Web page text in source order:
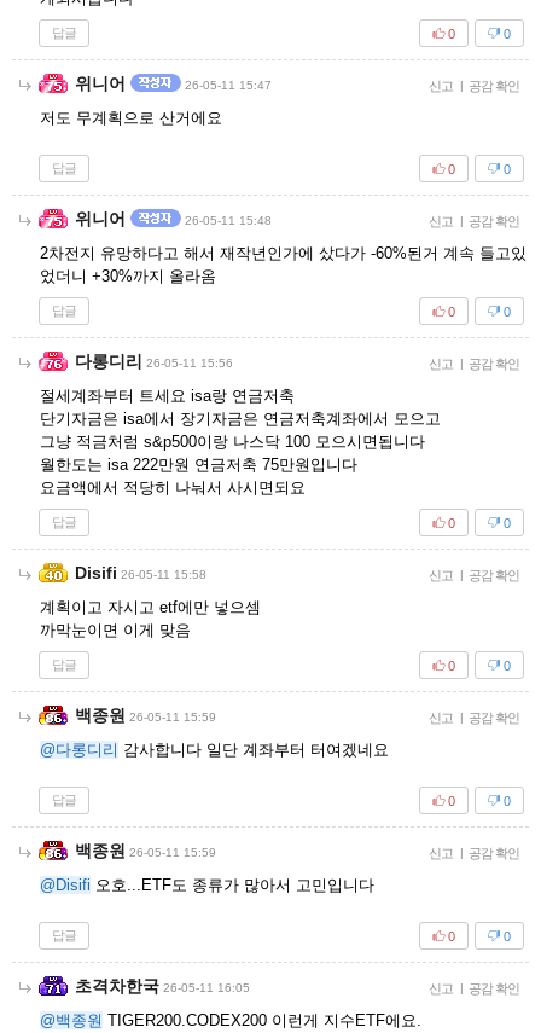
답글 0
0
위니어 26-05-11 15:47 신고 | 공감 확인
저도 무계획으로 산거에요
답글 0
0
위니어 26-05-11 15:48 신고 | 공감 확인
2차전지 유망하다고 해서 재작년인가에 샀다가 -60%된거 계속 들고있
었더니 +30%까지 올라옴
답글 0
0
다롱디리 26-05-11 15:56 신고 | 공감 확인
절세계좌부터 트세요 isa랑 연금저축
단기자금은 isa에서 장기자금은 연금저축계좌에서 모으고
그냥 적금처럼 s&p500이랑 나스닥 100 모으시면됩니다
월한도는 isa 222만원 연금저축 75만원입니다
요금액에서 적당히 나눠서 사시면되요
답글 0
0
Disifi 26-05-11 15:58 신고 | 공감 확인
계획이고 자시고 etf에만 넣으셈
까막눈이면 이게 맞음
답글 0
0
백종원 26-05-11 15:59 신고 | 공감 확인
@다롱디리 감사합니다 일단 계좌부터 터여겠네요
답글 0
0
백종원 26-05-11 15:59 신고 | 공감 확인
@Disifi 오호...ETF도 종류가 많아서 고민입니다
답글 0
0
초격차한국 26-05-11 16:05 신고 | 공감 확인
@백종원 TIGER200.CODEX200 이런게 지수ETF에요.